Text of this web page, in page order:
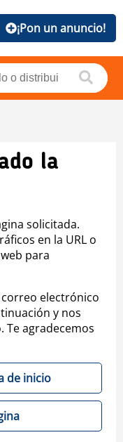
¡Pon un anuncio!
la
solicitada.
en la URL o
para
electrónico
y nos
agradecemos
de inicio